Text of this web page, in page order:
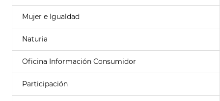
Mujer e Igualdad
Naturia
Oficina Información Consumidor
Participación